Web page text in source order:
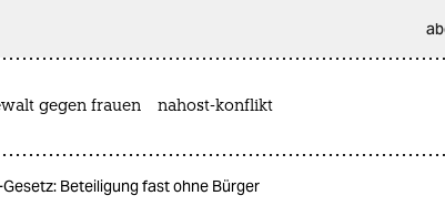
gegen frauen nahost-konflikt
Beteiligung fast ohne Bürger